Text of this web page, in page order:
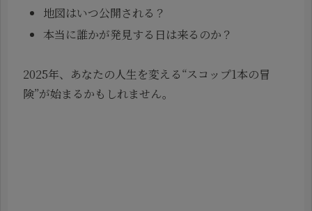
地図はいつ公開される？
本当に誰かが発見する日は来るのか？
2025年、あなたの人生を変える“スコップ1本の冒
険”が始まるかもしれません。